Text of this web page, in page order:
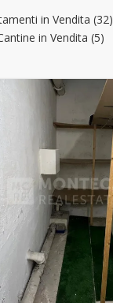
in Vendita (32)
in Vendita (5)